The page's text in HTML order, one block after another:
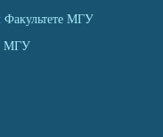
Факультете МГУ
МГУ